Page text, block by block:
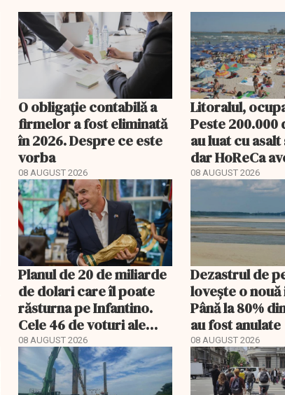
O obligație contabilă a
firmelor a fost eliminată
în 2026. Despre ce este
vorba
08 AUGUST 2026
Litoralul,
Peste
au luat cu
dar HoReCa
„Nu avem un
profit”
08 AUGUST 2026
Planul de 20 de miliarde
de dolari care îl poate
răsturna pe Infantino.
Cele 46 de voturi ale
Asiei decid viitorul FIFA
08 AUGUST 2026
Dezastrul de
lovește o
Până la 80%
au fost anulate
08 AUGUST 2026